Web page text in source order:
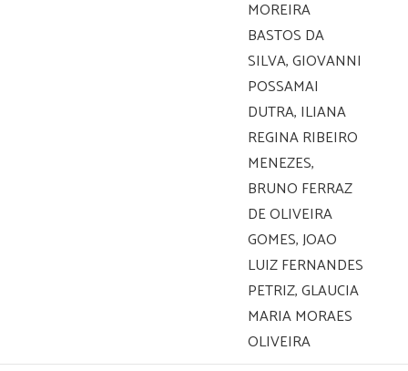
MOREIRA
BASTOS DA
SILVA, GIOVANNI
POSSAMAI
DUTRA, ILIANA
REGINA RIBEIRO
MENEZES,
BRUNO FERRAZ
DE OLIVEIRA
GOMES, JOAO
LUIZ FERNANDES
PETRIZ, GLAUCIA
MARIA MORAES
OLIVEIRA